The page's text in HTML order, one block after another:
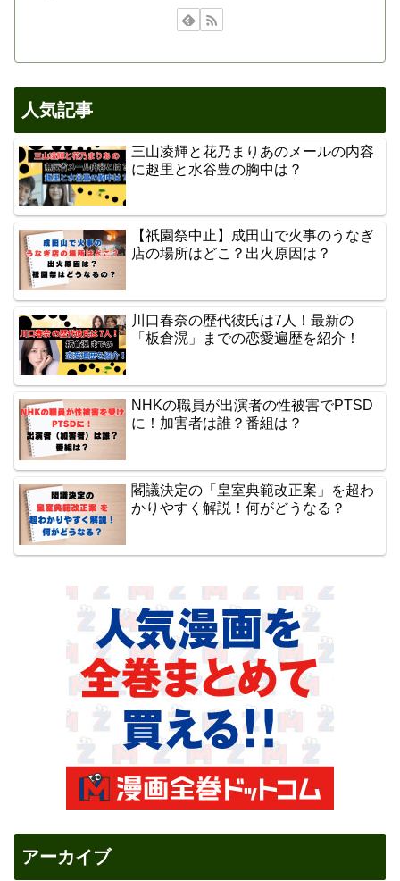
人気記事
三山凌輝と花乃まりあのメールの内容
に趣里と水谷豊の胸中は？
【祇園祭中止】成田山で火事のうなぎ
店の場所はどこ？出火原因は？
川口春奈の歴代彼氏は7人！最新の
「板倉滉」までの恋愛遍歴を紹介！
NHKの職員が出演者の性被害でPTSD
に！加害者は誰？番組は？
閣議決定の「皇室典範改正案」を超わ
かりやすく解説！何がどうなる？
アーカイブ